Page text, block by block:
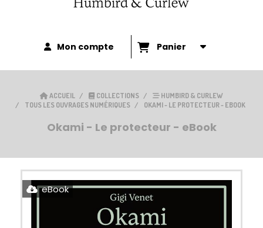
Mon compte Panier
ACCUEIL COLLECTIONS
HUMBIRD & CURLEW
TOUS LES OUVRAGES NUMÉRIQUES
OKAMI - LE PROTECTEUR - EBOOK
Okami - Le protecteur - eBook
eBook